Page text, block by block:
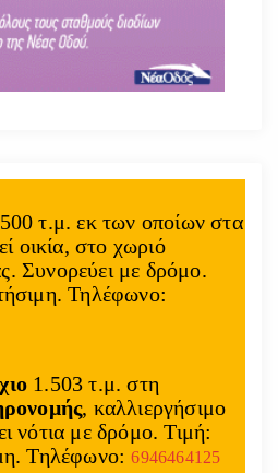
500 τ.μ. εκ των οποίων στα
οικία, στο χωριό
Συνορεύει με δρόμο.
Τηλέφωνο:
1.503 τ.μ. στη
, καλλιεργήσιμο
νότια με δρόμο. Τιμή:
Τηλέφωνο:6946464125